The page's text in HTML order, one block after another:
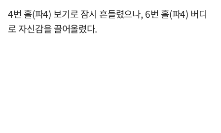
4번 홀(파4) 보기로 잠시 흔들렸으나, 6번 홀(파4) 버디
로 자신감을 끌어올렸다.